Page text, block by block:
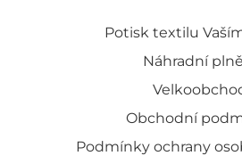
Potisk textilu
Náhradní
Obchodní
Podmínky ochrany